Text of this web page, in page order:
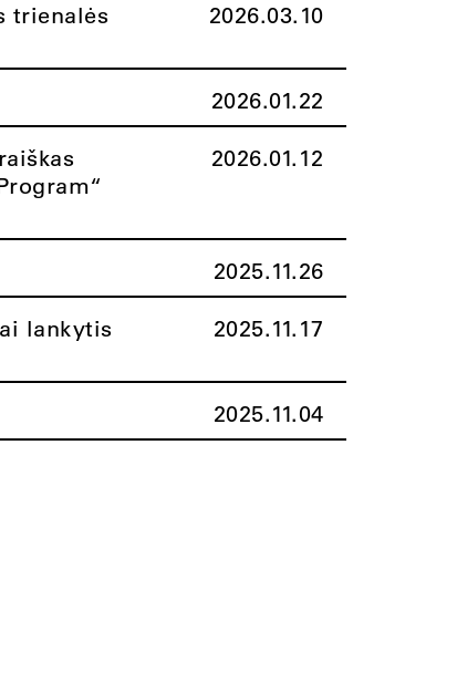
trienalės
2026.03.10
2026.01.22
2026.01.12
2025.11.26
lankytis
2025.11.17
2025.11.04